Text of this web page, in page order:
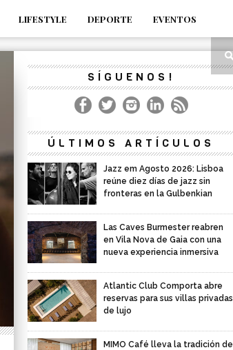
LIFESTYLE DEPORTE
EVENTOS
SÍGUENOS!
ÚLTIMOS ARTÍCULOS
Jazz em Agosto 2026: Lisboa
reúne diez días de jazz sin
fronteras en la Gulbenkian
Las Caves Burmester reabren
en Vila Nova de Gaia con una
nueva experiencia inmersiva
Atlantic Club Comporta abre
reservas para sus villas privadas
de lujo
MIMO Café lleva la tradición de